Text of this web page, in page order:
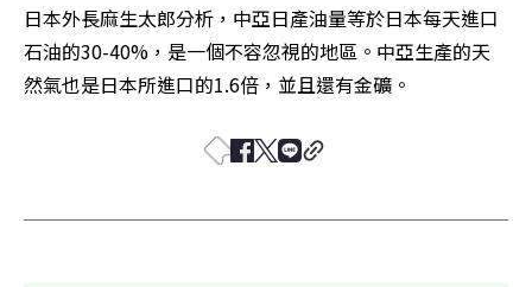
日本外長麻生太郎分析，中亞日產油量等於日本每天進口
石油的30-40%，是一個不容忽視的地區。中亞生產的天
然氣也是日本所進口的1.6倍，並且還有金礦。